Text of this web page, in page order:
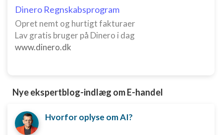
Dinero Regnskabsprogram
Opret nemt og hurtigt fakturaer
Lav gratis bruger på Dinero i dag
www.dinero.dk
Nye ekspertblog-indlæg om E-handel
Hvorfor oplyse om AI?
Bruge begrænsede oplysninger til at vælge
indhold
IAB Special Features:
anmodede oplysninger
Nødvendig